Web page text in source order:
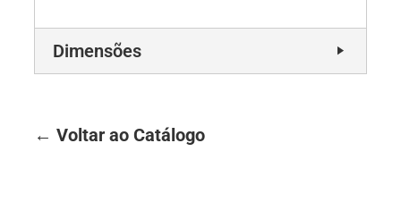
Dimensões
← Voltar ao Catálogo